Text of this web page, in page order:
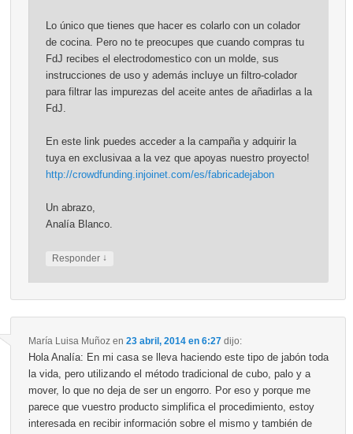
Lo único que tienes que hacer es colarlo con un colador
de cocina. Pero no te preocupes que cuando compras tu
FdJ recibes el electrodomestico con un molde, sus
instrucciones de uso y además incluye un filtro-colador
para filtrar las impurezas del aceite antes de añadirlas a la
FdJ.
En este link puedes acceder a la campaña y adquirir la
tuya en exclusivaa a la vez que apoyas nuestro proyecto!
http://crowdfunding.injoinet.com/es/fabricadejabon
Un abrazo,
Analía Blanco.
Responder ↓
María Luisa Muñozen 23 abril, 2014 en 6:27 dijo:
Hola Analía: En mi casa se lleva haciendo este tipo de jabón toda
la vida, pero utilizando el método tradicional de cubo, palo y a
mover, lo que no deja de ser un engorro. Por eso y porque me
parece que vuestro producto simplifica el procedimiento, estoy
interesada en recibir información sobre el mismo y también de